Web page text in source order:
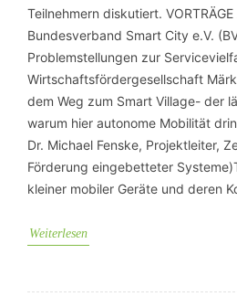
Teilnehmern diskutiert.
Bundesverband Smart City e.V.
Problemstellungen zur
Wirtschaftsfördergesellschaft
dem Weg zum Smart Village- der
warum hier autonome Mobilität
Dr. Michael Fenske, Projektleiter,
Förderung eingebetteter
kleiner mobiler Geräte und deren
Weiterlesen